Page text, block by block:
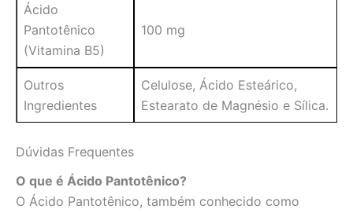
Ácido
Pantotênico
(Vitamina B5)
100 mg
Outros
Ingredientes
Celulose, Ácido Esteárico,
Estearato de Magnésio e Sílica.
Dúvidas Frequentes
O que é Ácido Pantotênico?
O Ácido Pantotênico, também conhecido como